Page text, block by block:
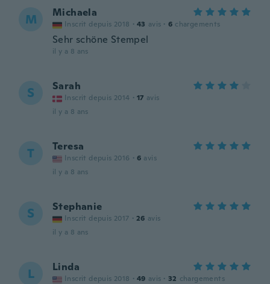
M Michaela
Inscrit depuis 2018 · 43 avis · 6 chargements
Sehr schöne Stempel
il y a 8 ans
S Sarah
Inscrit depuis 2014 · 17 avis
il y a 8 ans
T Teresa
Inscrit depuis 2016 · 6 avis
il y a 8 ans
S Stephanie
Inscrit depuis 2017 · 26 avis
il y a 8 ans
L Linda
Inscrit depuis 2018 · 49 avis · 32 chargements